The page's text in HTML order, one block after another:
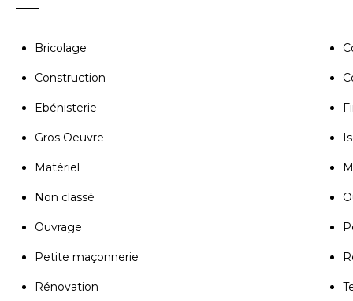
Bricolage
Construction
Ebénisterie
Gros Oeuvre
Matériel
Non classé
Ouvrage
Petite maçonnerie
Rénovation